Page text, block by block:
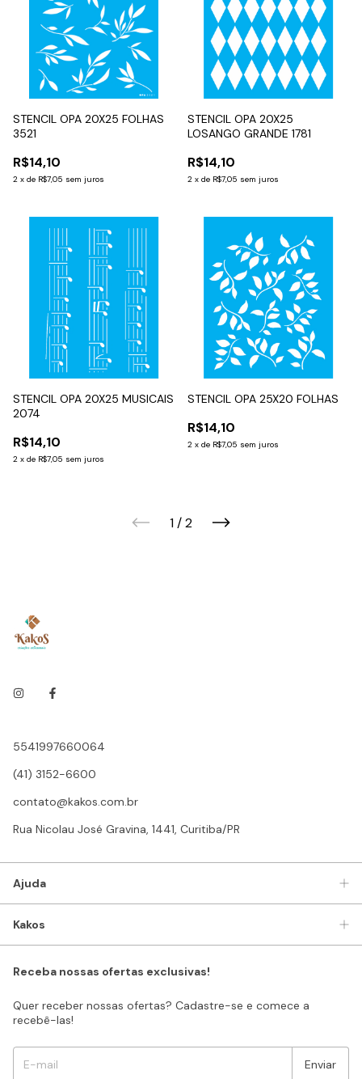
STENCIL OPA 20X25 FOLHAS
3521
R$14,10
2 x de R$7,05 sem juros
STENCIL OPA 20X25
LOSANGO GRANDE 1781
R$14,10
2 x de R$7,05 sem juros
STENCIL OPA 20X25 MUSICAIS
2074
R$14,10
2 x de R$7,05 sem juros
STENCIL OPA 25X20 FOLHAS
R$14,10
2 x de R$7,05 sem juros
1/2
5541997660064
(41) 3152-6600
contato@kakos.com.br
Rua Nicolau José Gravina, 1441, Curitiba/PR
Ajuda
Kakos
Receba nossas ofertas exclusivas!
Quer receber nossas ofertas? Cadastre-se e comece a
recebê-las!